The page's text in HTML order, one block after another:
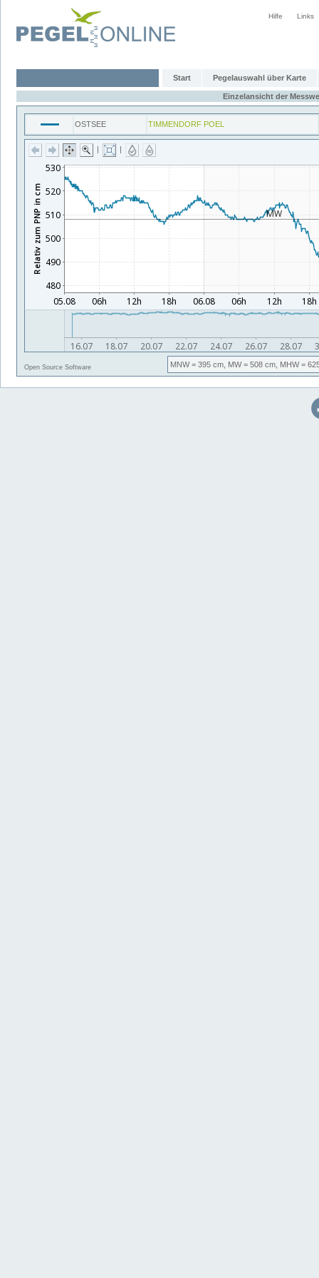
Hilfe Links
Start Pegelauswahl über Karte
Einzelansicht der
OSTSEE TIMMENDORF POEL
| |
Open Source Software MNW= 395 cm, MW= 508 cm, MHW=